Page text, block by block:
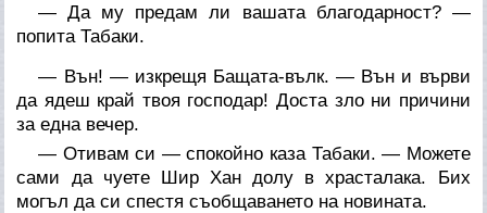
— Да му предам ли вашата благодарност? —
попита Табаки.
— Вън! — изкрещя Бащата-вълк. — Вън и върви
да ядеш край твоя господар! Доста зло ни причини
за една вечер.
— Отивам си — спокойно каза Табаки. — Можете
сами да чуете Шир Хан долу в храсталака. Бих
могъл да си спестя съобщаването на новината.